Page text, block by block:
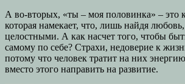
А во-вторых, «ты – моя половинка» – это
которая намекает, что, лишь найдя
целостными. А как насчет того, чтобы
самому по себе? Страхи, недоверие к
потому что человек тратит на них
вместо этого направить на развитие.